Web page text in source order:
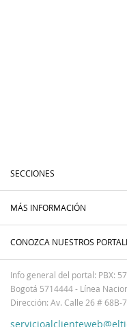
SECCIONES
MÁS INFORMACIÓN
CONOZCA NUESTROS
Info general del portal: PBX:
Bogotá 5714444 - Línea
Dirección: Av. Calle 26 # 68B-